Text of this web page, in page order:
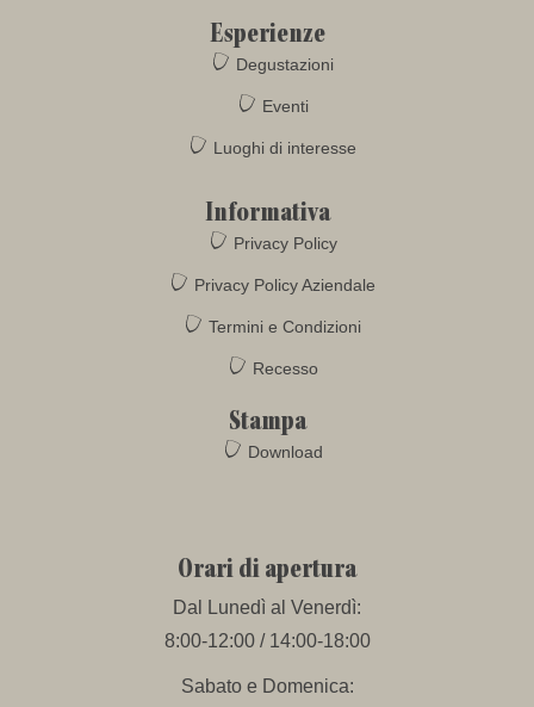
Esperienze
Degustazioni
Eventi
Luoghi di interesse
Informativa
Privacy Policy
Privacy Policy Aziendale
Termini e Condizioni
Recesso
Stampa
Download
Orari di apertura
Dal Lunedì al Venerdì:
8:00-12:00 / 14:00-18:00
Sabato e Domenica: